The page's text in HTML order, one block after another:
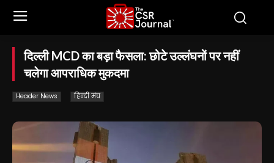
दिल्ली MCD का बड़ा फैसला: छोटे उल्लंघनों पर नहीं
चलेगा आपराधिक मुकदमा
Header News हिन्दी मंच